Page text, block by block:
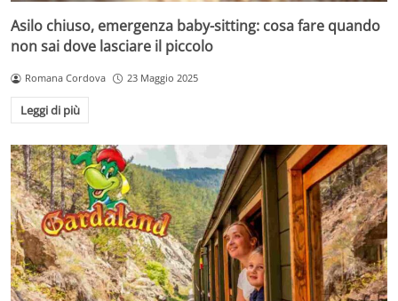
Asilo chiuso, emergenza baby-sitting: cosa fare quando
non sai dove lasciare il piccolo
Romana Cordova 23 Maggio 2025
Leggi di più